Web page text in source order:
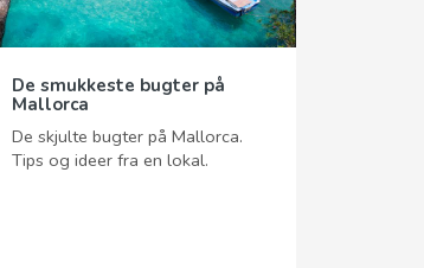
De smukkeste bugter på
Mallorca
De skjulte bugter på Mallorca.
Tips og ideer fra en lokal.